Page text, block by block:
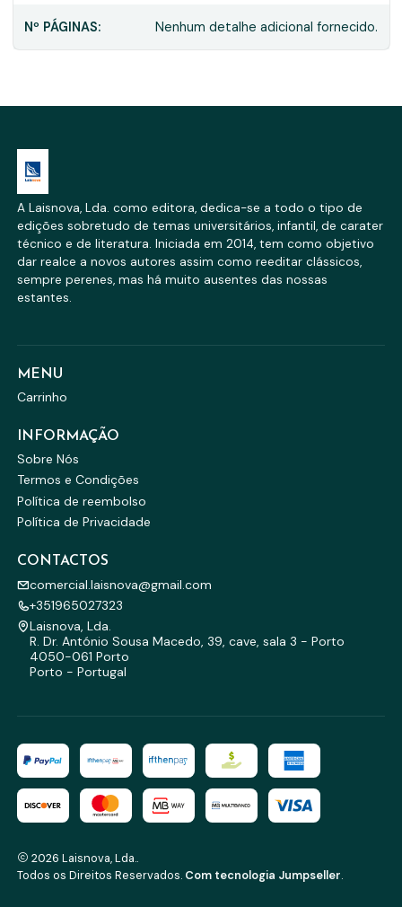
Nº PÁGINAS: Nenhum detalhe adicional fornecido.
A Laisnova, Lda. como editora, dedica-se a todo o tipo de
edições sobretudo de temas universitários, infantil, de carater
técnico e de literatura. Iniciada em 2014, tem como objetivo
dar realce a novos autores assim como reeditar clássicos,
sempre perenes, mas há muito ausentes das nossas
estantes.
MENU
Carrinho
INFORMAÇÃO
Sobre Nós
Termos e Condições
Política de reembolso
Política de Privacidade
CONTACTOS
comercial.laisnova@gmail.com
+351965027323
Laisnova, Lda.
R. Dr. António Sousa Macedo, 39, cave, sala 3 - Porto
4050-061 Porto
Porto - Portugal
2026 Laisnova, Lda..
Todos os Direitos Reservados. Com tecnologia Jumpseller.